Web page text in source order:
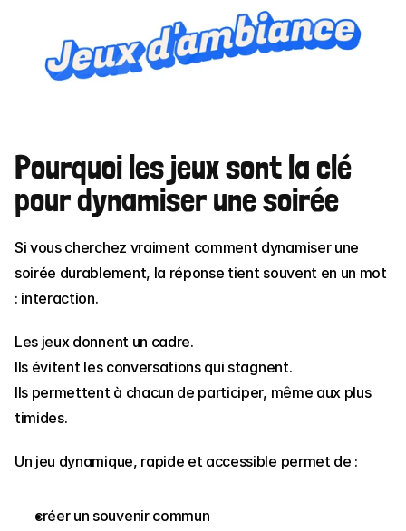
Pourquoi les jeux sont la clé
pour dynamiser une soirée
Si vous cherchez vraiment comment dynamiser une
soirée durablement, la réponse tient souvent en un mot
: interaction.
Les jeux donnent un cadre.
Ils évitent les conversations qui stagnent.
Ils permettent à chacun de participer, même aux plus
timides.
Un jeu dynamique, rapide et accessible permet de :
créer un souvenir commun